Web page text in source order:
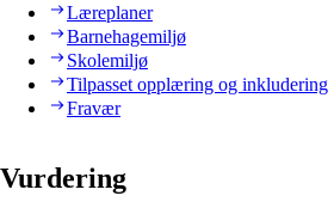
Læreplaner
Barnehagemiljø
Skolemiljø
Tilpasset opplæring og inkludering
Fravær
Vurdering